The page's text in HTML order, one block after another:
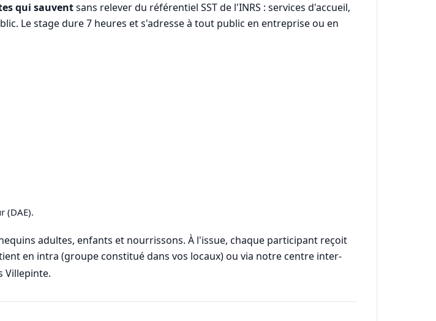
qui sauventsans relever du référentiel SST de l'INRS : services d'accueil,
Le stage dure 7 heures et s'adresse à tout public en entreprise ou en
(DAE).
adultes, enfants et nourrissons. À l'issue, chaque participant reçoit
en intra (groupe constitué dans vos locaux) ou via notre centre inter-
Villepinte.